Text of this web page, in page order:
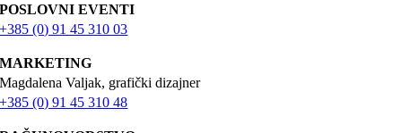
POSLOVNI EVENTI
+385 (0) 91 45 310 03
MARKETING
Magdalena Valjak, grafički dizajner
+385 (0) 91 45 310 48